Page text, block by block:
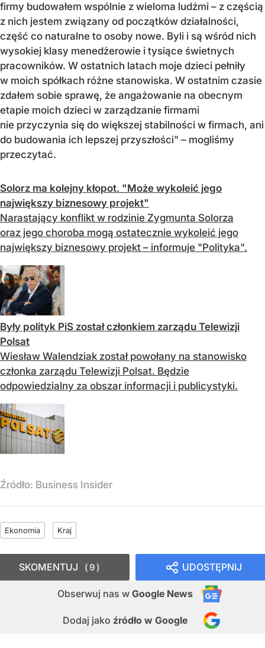
firmy budowałem wspólnie z wieloma ludźmi – z częścią
z nich jestem związany od początków działalności,
część co naturalne to osoby nowe. Byli i są wśród nich
wysokiej klasy menedżerowie i tysiące świetnych
pracowników. W ostatnich latach moje dzieci pełniły
w moich spółkach różne stanowiska. W ostatnim czasie
zdałem sobie sprawę, że angażowanie na obecnym
etapie moich dzieci w zarządzanie firmami
nie przyczynia się do większej stabilności w firmach, ani
do budowania ich lepszej przyszłości" – mogliśmy
przeczytać.
Solorz ma kolejny kłopot. "Może wykoleić jego
największy biznesowy projekt"
Narastający konflikt w rodzinie Zygmunta Solorza
oraz jego choroba mogą ostatecznie wykoleić jego
największy biznesowy projekt – informuje "Polityka".
Były polityk PiS został członkiem zarządu Telewizji
Polsat
Wiesław Walendziak został powołany na stanowisko
członka zarządu Telewizji Polsat. Będzie
odpowiedzialny za obszar informacji i publicystyki.
Źródło: Business Insider
Ekonomia Kraj
UDOSTĘPNIJ
Obserwuj nas w Google News
Dodaj jako źródło w Google
SKOMENTUJ 9